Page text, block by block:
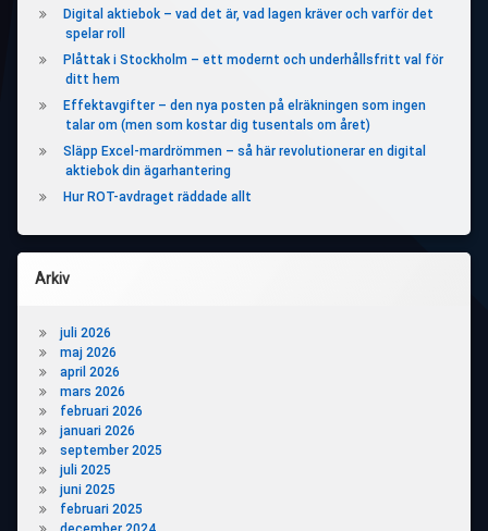
Digital aktiebok – vad det är, vad lagen kräver och varför det
spelar roll
Plåttak i Stockholm – ett modernt och underhållsfritt val för
ditt hem
Effektavgifter – den nya posten på elräkningen som ingen
talar om (men som kostar dig tusentals om året)
Släpp Excel-mardrömmen – så här revolutionerar en digital
aktiebok din ägarhantering
Hur ROT-avdraget räddade allt
Arkiv
juli 2026
maj 2026
april 2026
mars 2026
februari 2026
januari 2026
september 2025
juli 2025
juni 2025
februari 2025